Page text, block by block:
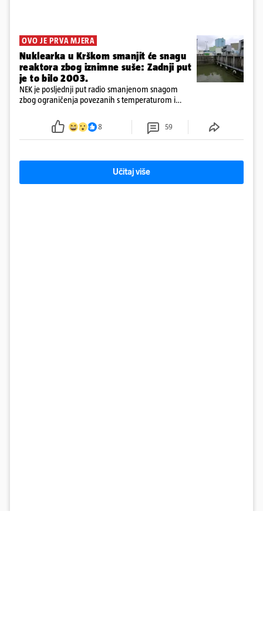
OVO JE PRVA MJERA
Nuklearka u Krškom smanjit će snagu
reaktora zbog iznimne suše: Zadnji put
je to bilo 2003.
NEK je posljednji put radio smanjenom snagom
zbog ograničenja povezanih s temperaturom i
smanjenje snage bilo potrebno više od 90 dana.
8 59
Učitaj više